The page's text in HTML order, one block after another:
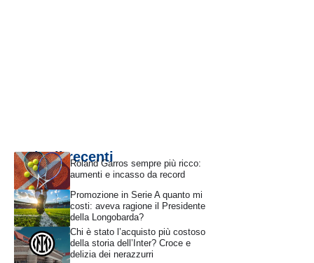
Articoli recentiRoland Garros sempre più ricco:
aumenti e incasso da record
Promozione in Serie A quanto mi
costi: aveva ragione il Presidente
della Longobarda?
Chi è stato l’acquisto più costoso
della storia dell’Inter? Croce e
delizia dei nerazzurri